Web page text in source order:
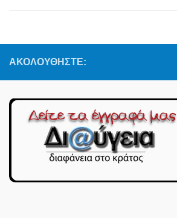
ΑΚΟΛΟΥΘΉΣΤΕ: